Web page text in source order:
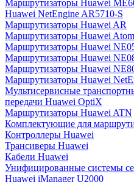
Маршрутизаторы Huawei
Huawei NetEngine AR5710-S
Маршрутизаторы Huawei AR
Маршрутизаторы Huawei
Маршрутизаторы Huawei
Маршрутизаторы Huawei
Маршрутизаторы Huawei
Маршрутизаторы Huawei
Мультисервисные
передачи Huawei OptiX
Маршрутизаторы Huawei ATN
Комплектующие для
Контроллеры Huawei
Трансиверы Huawei
Кабели Huawei
Унифицированные системы
Huawei iManager U2000